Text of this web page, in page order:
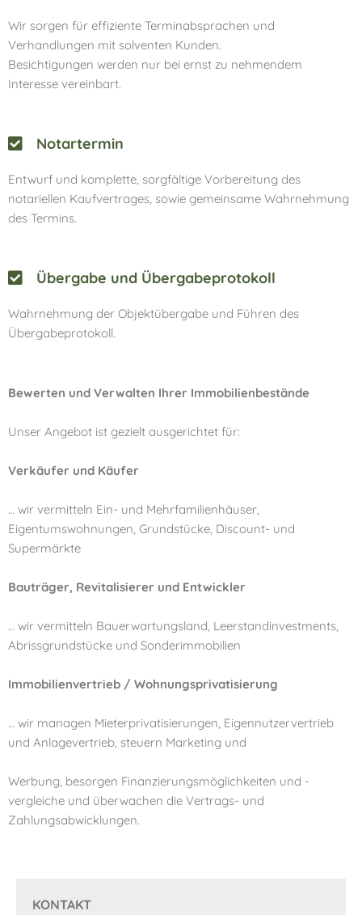
Wir sorgen für effiziente Terminabsprachen und
Verhandlungen mit solventen Kunden.
Besichtigungen werden nur bei ernst zu nehmendem
Interesse vereinbart.
Notartermin
Entwurf und komplette, sorgfältige Vorbereitung des
notariellen Kaufvertrages, sowie gemeinsame Wahrnehmung
des Termins.
Übergabe und Übergabeprotokoll
Wahrnehmung der Objektübergabe und Führen des
Übergabeprotokoll.
Bewerten und Verwalten Ihrer Immobilienbestände
Unser Angebot ist gezielt ausgerichtet für:
Verkäufer und Käufer
… wir vermitteln Ein- und Mehrfamilienhäuser,
Eigentumswohnungen, Grundstücke, Discount- und
Supermärkte
Bauträger, Revitalisierer und Entwickler
… wir vermitteln Bauerwartungsland, Leerstandinvestments,
Abrissgrundstücke und Sonderimmobilien
Immobilienvertrieb / Wohnungsprivatisierung
… wir managen Mieterprivatisierungen, Eigennutzervertrieb
und Anlagevertrieb, steuern Marketing und
Werbung, besorgen Finanzierungsmöglichkeiten und -
vergleiche und überwachen die Vertrags- und
Zahlungsabwicklungen.
KONTAKT